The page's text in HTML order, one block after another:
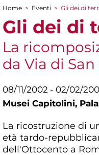
Tu sei qui
Home > Eventi > Gli dei di
Gli dei di
La
da Via di
08/11/2002 - 02/02/
Musei Capitolini,
La ricostruzione di
età tardo-
dell'Ottocento a